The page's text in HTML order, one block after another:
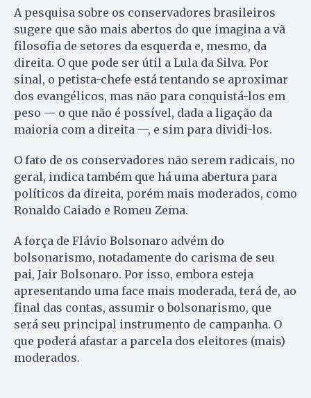
A pesquisa sobre os conservadores brasileiros
sugere que são mais abertos do que imagina a vã
filosofia de setores da esquerda e, mesmo, da
direita. O que pode ser útil a Lula da Silva. Por
sinal, o petista-chefe está tentando se aproximar
dos evangélicos, mas não para conquistá-los em
peso — o que não é possível, dada a ligação da
maioria com a direita —, e sim para dividi-los.
O fato de os conservadores não serem radicais, no
geral, indica também que há uma abertura para
políticos da direita, porém mais moderados, como
Ronaldo Caiado e Romeu Zema.
A força de Flávio Bolsonaro advém do
bolsonarismo, notadamente do carisma de seu
pai, Jair Bolsonaro. Por isso, embora esteja
apresentando uma face mais moderada, terá de, ao
final das contas, assumir o bolsonarismo, que
será seu principal instrumento de campanha. O
que poderá afastar a parcela dos eleitores (mais)
moderados.